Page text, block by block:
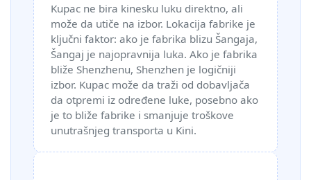
Kupac ne bira kinesku luku direktno, ali
može da utiče na izbor. Lokacija fabrike je
ključni faktor: ako je fabrika blizu Šangaja,
Šangaj je najopravnija luka. Ako je fabrika
bliže Shenzhenu, Shenzhen je logičniji
izbor. Kupac može da traži od dobavljača
da otpremi iz određene luke, posebno ako
je to bliže fabrike i smanjuje troškove
unutrašnjeg transporta u Kini.